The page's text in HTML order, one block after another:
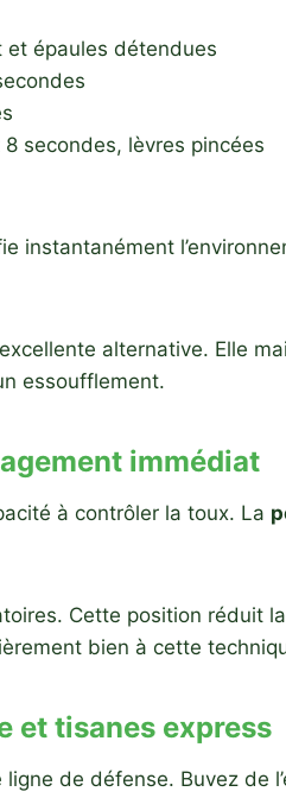
épaules détendues
secondes, lèvres pincées
instantanément
alternative. Elle
essoufflement.
immédiat
à contrôler la toux. La
Cette position réduit
bien à cette
et tisanes express
de défense. Buvez de